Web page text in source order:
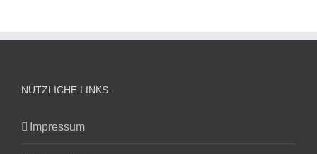
NÜTZLICHE LINKS
Impressum